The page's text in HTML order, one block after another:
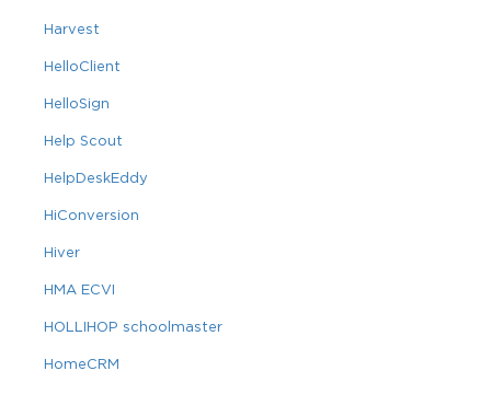
Harvest
HelloClient
HelloSign
Help Scout
HelpDeskEddy
HiConversion
Hiver
HMA ECVI
HOLLIHOP schoolmaster
HomeCRM